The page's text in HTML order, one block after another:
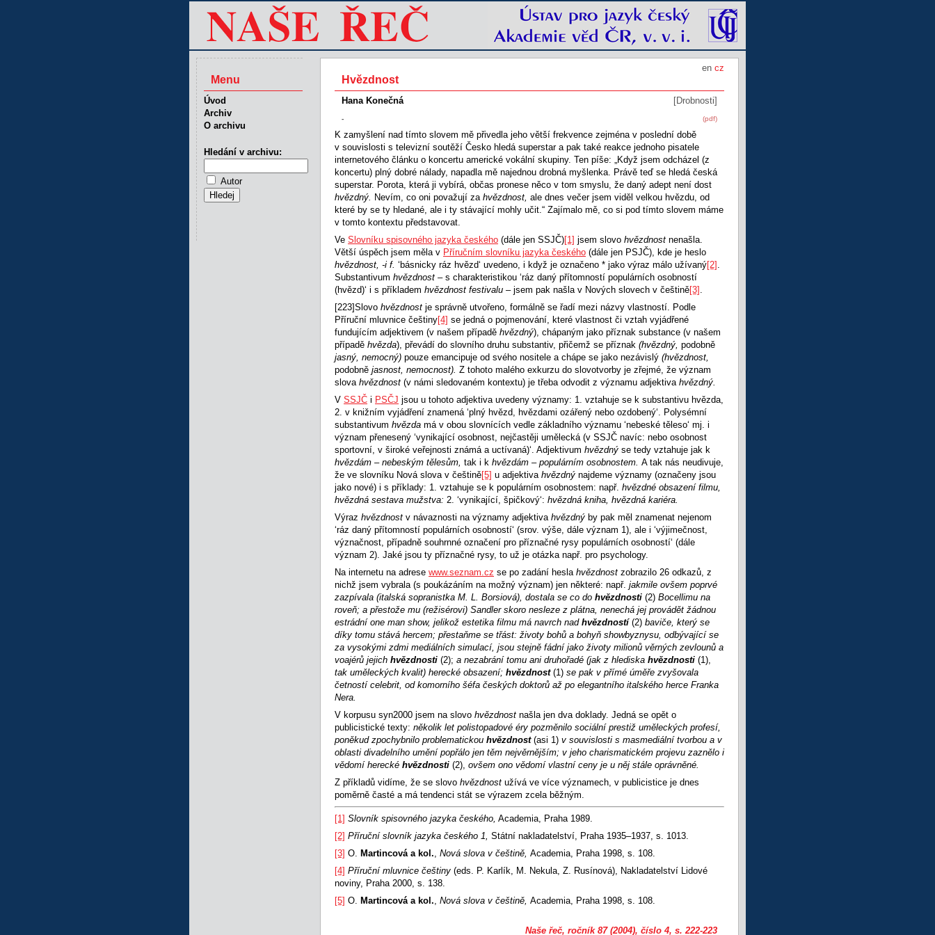
en cz
Hvězdnost
Hana Konečná [Drobnosti]
(pdf)
-
K zamyšlení nad tímto slovem mě přivedla jeho větší frekvence zejména v poslední době
v souvislosti s televizní soutěží Česko hledá superstar a pak také reakce jednoho pisatele
internetového článku o koncertu americké vokální skupiny. Ten píše: „Když jsem odcházel (z
koncertu) plný dobré nálady, napadla mě najednou drobná myšlenka. Právě teď se hledá česká
superstar. Porota, která ji vybírá, občas pronese něco v tom smyslu, že daný adept není dost
hvězdný. Nevím, co oni považují za hvězdnost, ale dnes večer jsem viděl velkou hvězdu, od
které by se ty hledané, ale i ty stávající mohly učit.“ Zajímalo mě, co si pod tímto slovem máme
v tomto kontextu představovat.
Ve Slovníku spisovného jazyka českého (dále jen SSJČ)[1] jsem slovo hvězdnost nenašla.
Větší úspěch jsem měla v Příručním slovníku jazyka českého (dále jen PSJČ), kde je heslo
hvězdnost, -i f. ‘básnicky ráz hvězd‘ uvedeno, i když je označeno * jako výraz málo užívaný[2] .
Substantivum hvězdnost – s charakteristikou ‘ráz daný přítomností populárních osobností
(hvězd)‘ i s příkladem hvězdnost festivalu –jsem pak našla v Nových slovech v češtině[3] .
[223]Slovo hvězdnost je správně utvořeno, formálně se řadí mezi názvy vlastností. Podle
Příruční mluvnice češtiny[4] se jedná o pojmenování, které vlastnost či vztah vyjádřené
fundujícím adjektivem (v našem případě hvězdný), chápaným jako příznak substance (v našem
případě hvězda), převádí do slovního druhu substantiv, přičemž se příznak (hvězdný, podobně
jasný, nemocný) pouze emancipuje od svého nositele a chápe se jako nezávislý (hvězdnost,
podobně jasnost, nemocnost). Z tohoto malého exkurzu do slovotvorby je zřejmé, že význam
slova hvězdnost (v námi sledovaném kontextu) je třeba odvodit z významu adjektiva hvězdný.
V SSJČ i PSČJ jsou u tohoto adjektiva uvedeny významy: 1. vztahuje se k substantivu hvězda,
2. v knižním vyjádření znamená ‘plný hvězd, hvězdami ozářený nebo ozdobený‘. Polysémní
substantivum hvězda má v obou slovnících vedle základního významu ‘nebeské těleso‘ mj. i
význam přenesený ‘vynikající osobnost, nejčastěji umělecká (v SSJČ navíc: nebo osobnost
sportovní, v široké veřejnosti známá a uctívaná)‘. Adjektivum hvězdný se tedy vztahuje jak k
hvězdám – nebeským tělesům, tak i k hvězdám – populárním osobnostem. A tak nás neudivuje,
že ve slovníku Nová slova v češtině[5] u adjektiva hvězdný najdeme významy (označeny jsou
jako nové) i s příklady: 1. vztahuje se k populárním osobnostem: např. hvězdné obsazení filmu,
hvězdná sestava mužstva: 2. ‘vynikající, špičkový‘: hvězdná kniha, hvězdná kariéra.
Výraz hvězdnost v návaznosti na významy adjektiva hvězdný by pak měl znamenat nejenom
‘ráz daný přítomností populárních osobností‘ (srov. výše, dále význam 1), ale i ‘výjimečnost,
význačnost, případně souhrnné označení pro příznačné rysy populárních osobností‘ (dále
význam 2). Jaké jsou ty příznačné rysy, to už je otázka např. pro psychology.
Na internetu na adrese www.seznam.cz se po zadání hesla hvězdnost zobrazilo 26 odkazů, z
nichž jsem vybrala (s poukázáním na možný význam) jen některé: např. jakmile ovšem poprvé
zazpívala (italská sopranistka M. L. Borsiová), dostala se co do hvězdnosti (2) Bocellimu na
roveň; a přestože mu (režisérovi) Sandler skoro nesleze z plátna, nenechá jej provádět žádnou
estrádní one man show, jelikož estetika filmu má navrch nad hvězdností (2) baviče, který se
díky tomu stává hercem; přestaňme se třást: životy bohů a bohyň showbyznysu, odbývající se
za vysokými zdmi mediálních simulací, jsou stejně fádní jako životy milionů věrných zevlounů a
voajérů jejich hvězdnosti (2); a nezabrání tomu ani druhořadé (jak z hlediska hvězdnosti (1),
tak uměleckých kvalit) herecké obsazení; hvězdnost (1) se pak v přímé úměře zvyšovala
četností celebrit, od komorního šéfa českých doktorů až po elegantního italského herce Franka
Nera.
V korpusu syn2000 jsem na slovo hvězdnost našla jen dva doklady. Jedná se opět o
publicistické texty: několik let polistopadové éry pozměnilo sociální prestiž uměleckých profesí,
poněkud zpochybnilo problematickou hvězdnost (asi 1) v souvislosti s masmediální tvorbou a v
oblasti divadelního umění popřálo jen těm nejvěrnějším; v jeho charismatickém projevu zaznělo i
vědomí herecké hvězdnosti (2), ovšem ono vědomí vlastní ceny je u něj stále oprávněné.
Z příkladů vidíme, že se slovo hvězdnost užívá ve více významech, v publicistice je dnes
poměrně časté a má tendenci stát se výrazem zcela běžným.
[1] Slovník spisovného jazyka českého, Academia, Praha 1989.
[2] Příruční slovník jazyka českého 1, Státní nakladatelství, Praha 1935–1937, s. 1013.
[3] O. Martincová a kol. Nová slova v češtině, Academia, Praha 1998, s. 108.
[4] Příruční mluvnice češtiny (eds. P. Karlík, M. Nekula, Z. Rusínová), Nakladatelství Lidové
noviny, Praha 2000, s. 138.
[5] O. Martincová a kol. Nová slova v češtině, Academia, Praha 1998, s. 108.
Naše řeč, ročník 87 (2004), číslo 4, s. 222-223
Menu
Úvod
Archiv
O archivu
Hledání v archivu:
Autor